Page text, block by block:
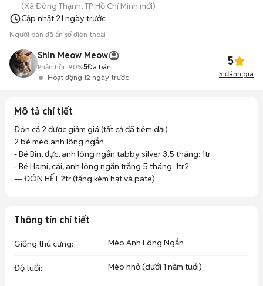
(Xã Đông Thạnh, TP Hồ Chí Minh mới)
Cập nhật 21 ngày trước
Người bán đã ẩn số điện thoại
Shin Meow Meow
Hoạt động 12 ngày trước
Phản hồi: 90%5Đã bán 5
5 đánh giá
Mô tả chi tiết
Đón cả 2 được giảm giá (tất cả đã tiêm dại)
2 bé mèo anh lông ngắn
- Bé Bin, đực, anh lông ngắn tabby silver 3,5 tháng: 1tr
- Bé Hami, cái, anh lông ngắn trắng 5 tháng: 1tr2
— ĐÓN HẾT 2tr (tặng kèm hạt và pate)
Thông tin chi tiết
Giống thú cưng: Mèo Anh Lông Ngắn
Độ tuổi: Mèo nhỏ (dưới 1 năm tuổi)